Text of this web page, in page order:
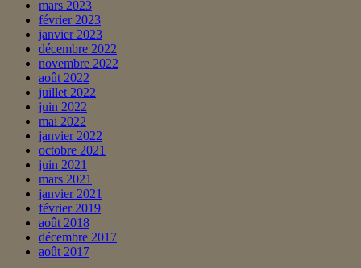
mars 2023
février 2023
janvier 2023
décembre 2022
novembre 2022
août 2022
juillet 2022
juin 2022
mai 2022
janvier 2022
octobre 2021
juin 2021
mars 2021
janvier 2021
février 2019
août 2018
décembre 2017
août 2017